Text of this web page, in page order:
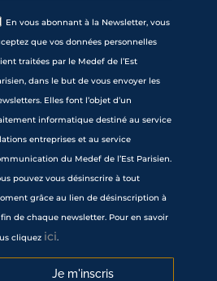
En vous abonnant à la Newsletter, vous
que vos données personnelles
traitées par le Medef de l’Est
dans le but de vous envoyer les
Elles font l’objet d’un
informatique destiné au service
entreprises et au service
du Medef de l’Est Parisien.
pouvez vous désinscrire à tout
grâce au lien de désinscription à
de chaque newsletter. Pour en savoir
cliquez ici.
Je m'inscris